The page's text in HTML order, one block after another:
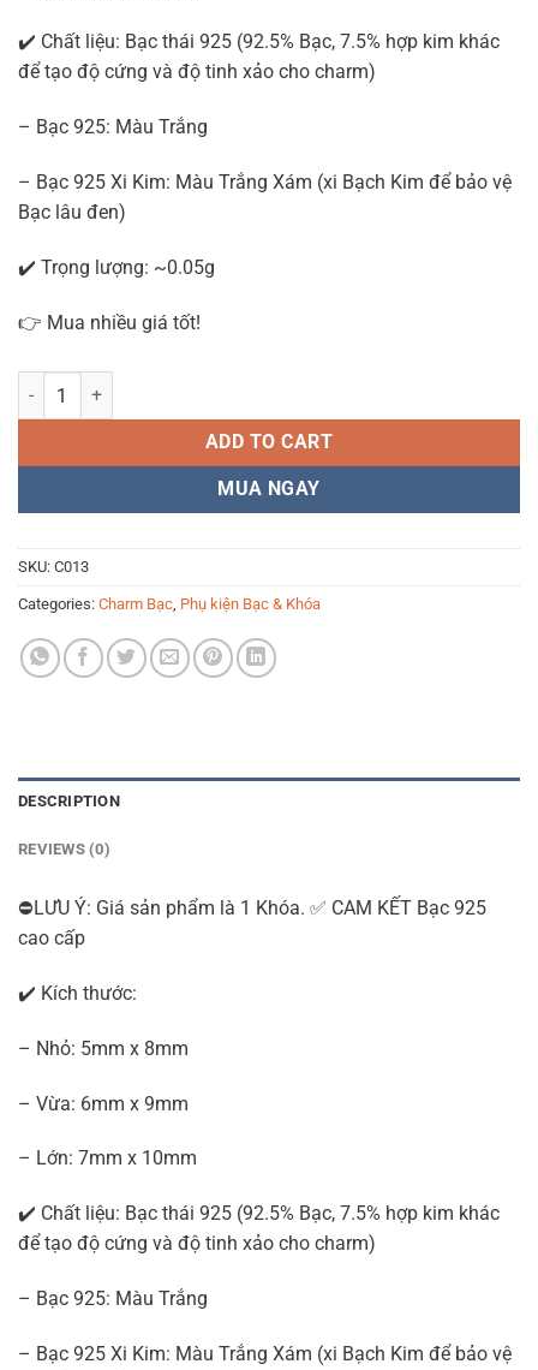
✔️ Chất liệu: Bạc thái 925 (92.5% Bạc, 7.5% hợp kim khác
để tạo độ cứng và độ tinh xảo cho charm)
– Bạc 925: Màu Trắng
– Bạc 925 Xi Kim: Màu Trắng Xám (xi Bạch Kim để bảo vệ
Bạc lâu đen)
✔️ Trọng lượng: ~0.05g
👉 Mua nhiều giá tốt!
Khóa bạc tròn C013, Bạc 925 cao cấp - phụ kiện để móc khóa vòng
ADD TO CART
MUA NGAY
SKU: C013
Categories: Charm Bạc, Phụ kiện Bạc & Khóa
DESCRIPTION
REVIEWS (0)
⛔LƯU Ý: Giá sản phẩm là 1 Khóa. ✅ CAM KẾT Bạc 925
cao cấp
✔️ Kích thước:
– Nhỏ: 5mm x 8mm
– Vừa: 6mm x 9mm
– Lớn: 7mm x 10mm
✔️ Chất liệu: Bạc thái 925 (92.5% Bạc, 7.5% hợp kim khác
để tạo độ cứng và độ tinh xảo cho charm)
– Bạc 925: Màu Trắng
– Bạc 925 Xi Kim: Màu Trắng Xám (xi Bạch Kim để bảo vệ